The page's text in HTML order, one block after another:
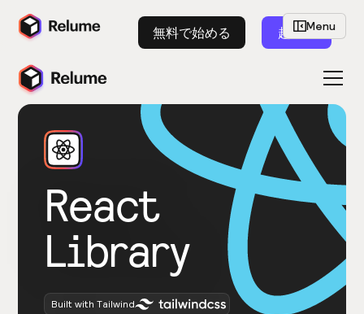
無料で始める 起動
React
Library
Built with Tailwind
Menu